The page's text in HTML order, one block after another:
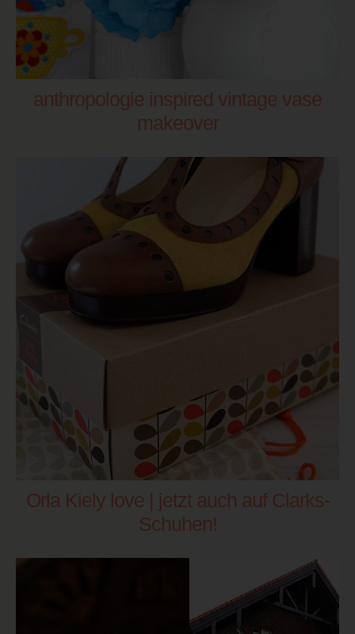
anthropologie inspired vintage vase
makeover
Orla Kiely love | jetzt auch auf Clarks-
Schuhen!